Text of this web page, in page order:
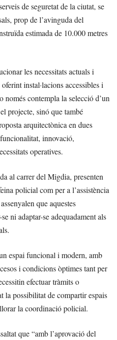
de seguretat de la ciutat, se
prop de l’avinguda del
estimada de 10.000 metres
les necessitats actuals i
instal·lacions accessibles i
contempla la selecció d’un
projecte, sinó que també
arquitectònica en dues
innovació,
operatives.
al carrer del Migdia, presenten
policial com per a l’assistència
que aquestes
ni adaptar-se adequadament als
espai funcional i modern, amb
i condicions òptimes tant per
efectuar tràmits o
la possibilitat de compartir espais
la coordinació policial.
que “amb l’aprovació del